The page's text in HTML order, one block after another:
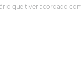
que tiver acordado